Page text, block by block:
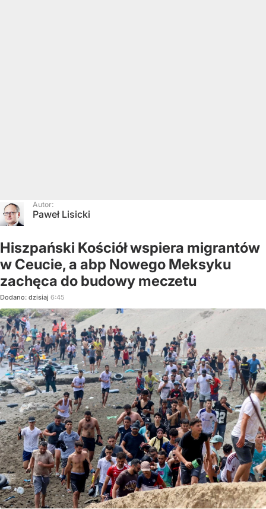
Autor:
Paweł Lisicki
Hiszpański Kościół wspiera migrantów
w Ceucie, a abp Nowego Meksyku
zachęca do budowy meczetu
Dodano: dzisiaj 6:45